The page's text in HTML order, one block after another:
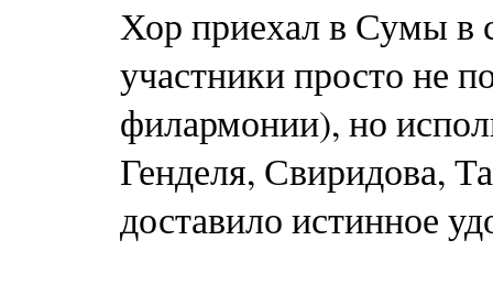
Хор приехал в Сумы в
участники просто не
филармонии), но
Генделя, Свиридова,
доставило истинное